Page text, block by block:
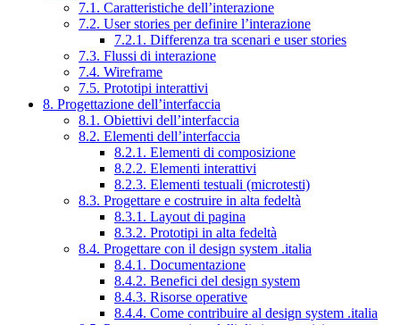
7.1. Caratteristiche dell’interazione
7.2. User stories per definire l’interazione
7.2.1. Differenza tra scenari e user stories
7.3. Flussi di interazione
7.4. Wireframe
7.5. Prototipi interattivi
8. Progettazione dell’interfaccia
8.1. Obiettivi dell’interfaccia
8.2. Elementi dell’interfaccia
8.2.1. Elementi di composizione
8.2.2. Elementi interattivi
8.2.3. Elementi testuali (microtesti)
8.3. Progettare e costruire in alta fedeltà
8.3.1. Layout di pagina
8.3.2. Prototipi in alta fedeltà
8.4. Progettare con il design system .italia
8.4.1. Documentazione
8.4.2. Benefici del design system
8.4.3. Risorse operative
8.4.4. Come contribuire al design system .italia